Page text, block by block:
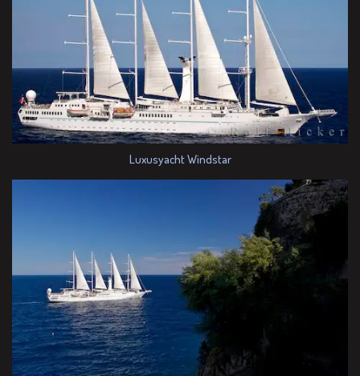
Luxusyacht Windstar